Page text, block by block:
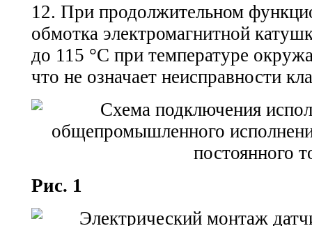
12. При продолжительном
обмотка электромагнитной
до 115 °С при температуре
что не означает неисправности
Рис. 1